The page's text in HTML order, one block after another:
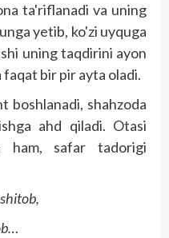
ta'riflanadi va uning
yetib, ko'zi uyquga
uning taqdirini ayon
bir pir ayta oladi.
boshlanadi, shahzoda
ahd qiladi. Otasi
ham, safar tadorigi